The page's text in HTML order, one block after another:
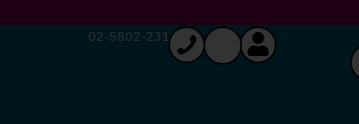
02-5802-231